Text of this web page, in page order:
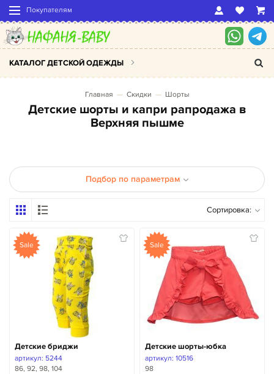
Покупателям
КАТАЛОГ ДЕТСКОЙ ОДЕЖДЫ
Главная Скидки Шорты
Детские шорты и капри рапродажа в
Верхняя пышме
Подбор по параметрам
Сортировка:
Sale
Детские бриджи
артикул: 5244
86, 92, 98, 104
Sale
Детские шорты-юбка
артикул: 10516
98